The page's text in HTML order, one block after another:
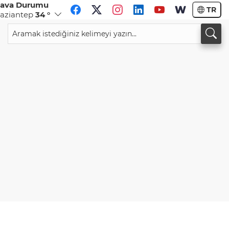
Durumu
34 ° TR
CHF
59,0083%0,82